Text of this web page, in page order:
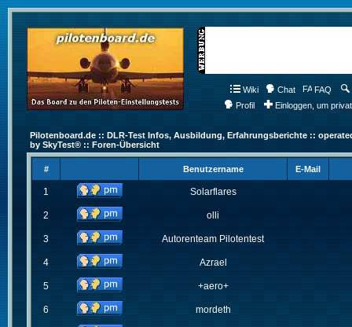
Wiki Chat FAQ
Profil
Einloggen, um
Pilotenboard.de :: DLR-Test Infos, Ausbildung, Erfahrungsberichte ::
by SkyTest® :: Foren-Übersicht
# Benutzername E-Mail
1 Solarflares
2 olli
3 Autorenteam Pilotentest
4 Azrael
5 +aero+
6 mordeth